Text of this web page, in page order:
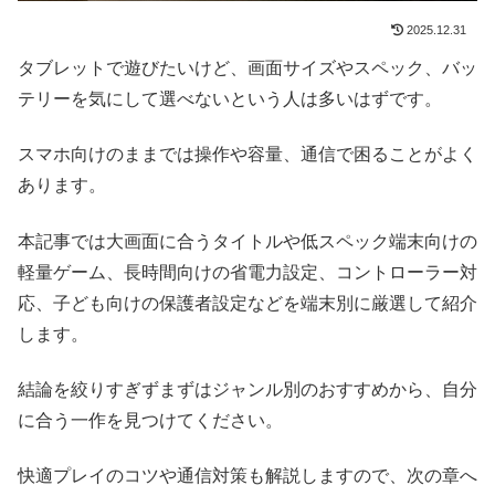
2025.12.31
タブレットで遊びたいけど、画面サイズやスペック、バッ
テリーを気にして選べないという人は多いはずです。
スマホ向けのままでは操作や容量、通信で困ることがよく
あります。
本記事では大画面に合うタイトルや低スペック端末向けの
軽量ゲーム、長時間向けの省電力設定、コントローラー対
応、子ども向けの保護者設定などを端末別に厳選して紹介
します。
結論を絞りすぎずまずはジャンル別のおすすめから、自分
に合う一作を見つけてください。
快適プレイのコツや通信対策も解説しますので、次の章へ